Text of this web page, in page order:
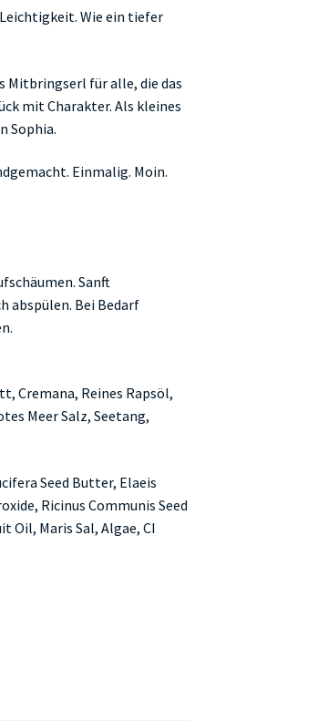
Wie ein tiefer
Mitbringserl für alle, die das
mit Charakter. Als kleines
Sophia.
Einmalig. Moin.
Sanft
abspülen. Bei Bedarf
Cremana, Reines Rapsöl,
Meer Salz, Seetang,
Seed Butter, Elaeis
Ricinus Communis Seed
Oil, Maris Sal, Algae, CI